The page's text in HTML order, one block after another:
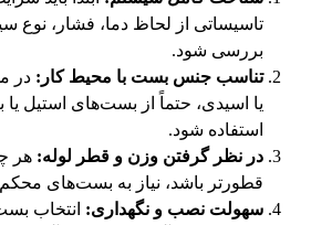
تاسیساتی از لحاظ دما، فشار، نوع
بررسی شود.
تناسب جنس بست با محیط کار: در
یا اسیدی، حتماً از بست‌های استیل
استفاده شود.
در نظر گرفتن وزن و قطر لوله: هر
قطورتر باشد، نیاز به بست‌های
سهولت نصب و نگهداری: انتخاب